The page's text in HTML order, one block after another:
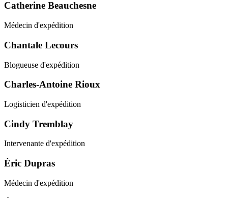
Catherine Beauchesne
Médecin d'expédition
Chantale Lecours
Blogueuse d'expédition
Charles-Antoine Rioux
Logisticien d'expédition
Cindy Tremblay
Intervenante d'expédition
Éric Dupras
Médecin d'expédition